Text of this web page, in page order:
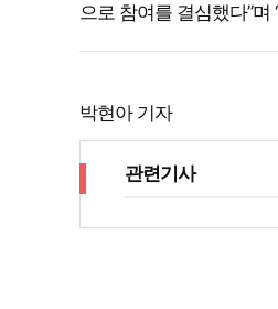
으로 참여를 결심했다”
박현아 기자
관련기사